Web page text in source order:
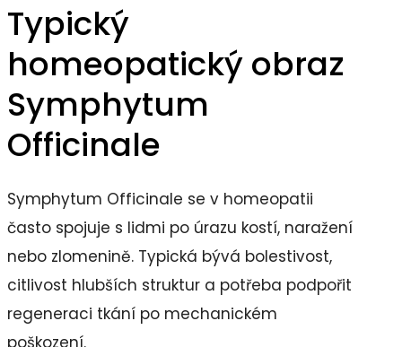
Typický
homeopatický obraz
Symphytum
Officinale
Symphytum Officinale se v homeopatii
často spojuje s lidmi po úrazu kostí, naražení
nebo zlomenině. Typická bývá bolestivost,
citlivost hlubších struktur a potřeba podpořit
regeneraci tkání po mechanickém